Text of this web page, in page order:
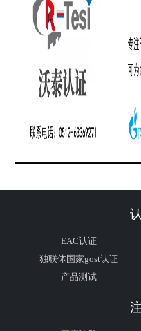
EAC认证
独联体国家gost认证
产品测试